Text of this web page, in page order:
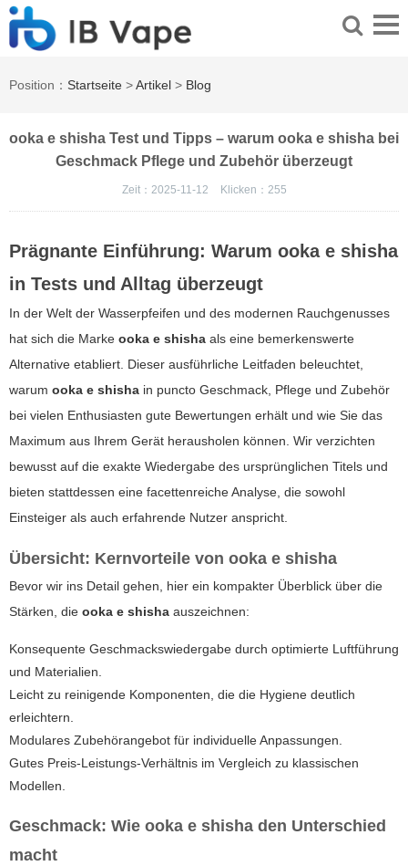
Position： Startseite >Artikel > Blog
ooka e shisha Test und Tipps – warum ooka e shisha bei
Geschmack Pflege und Zubehör überzeugt
Zeit：2025-11-12 Klicken： 255
Prägnante Einführung: Warum ooka e shisha
in Tests und Alltag überzeugt
In der Welt der Wasserpfeifen und des modernen Rauchgenusses
hat sich die Marke ooka e shisha als eine bemerkenswerte
Alternative etabliert. Dieser ausführliche Leitfaden beleuchtet,
warum ooka e shisha in puncto Geschmack, Pflege und Zubehör
bei vielen Enthusiasten gute Bewertungen erhält und wie Sie das
Maximum aus Ihrem Gerät herausholen können. Wir verzichten
bewusst auf die exakte Wiedergabe des ursprünglichen Titels und
bieten stattdessen eine facettenreiche Analyse, die sowohl
Einsteiger als auch erfahrende Nutzer anspricht.
Übersicht: Kernvorteile von ooka e shisha
Bevor wir ins Detail gehen, hier ein kompakter Überblick über die
Stärken, die ooka e shisha auszeichnen:
Konsequente Geschmackswiedergabe durch optimierte Luftführung
und Materialien.
Leicht zu reinigende Komponenten, die die Hygiene deutlich
erleichtern.
Modulares Zubehörangebot für individuelle Anpassungen.
Gutes Preis-Leistungs-Verhältnis im Vergleich zu klassischen
Modellen.
Geschmack: Wie ooka e shisha den Unterschied
macht